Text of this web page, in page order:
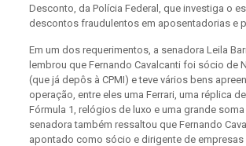
Desconto, da Polícia Federal, que investiga o
descontos fraudulentos em aposentadorias e
Em um dos requerimentos, a senadora Leila
lembrou que Fernando Cavalcanti foi sócio de
(que já depôs à CPMI) e teve vários bens
operação, entre eles uma Ferrari, uma réplica
Fórmula 1, relógios de luxo e uma grande
senadora também ressaltou que Fernando
apontado como sócio e dirigente de empresas